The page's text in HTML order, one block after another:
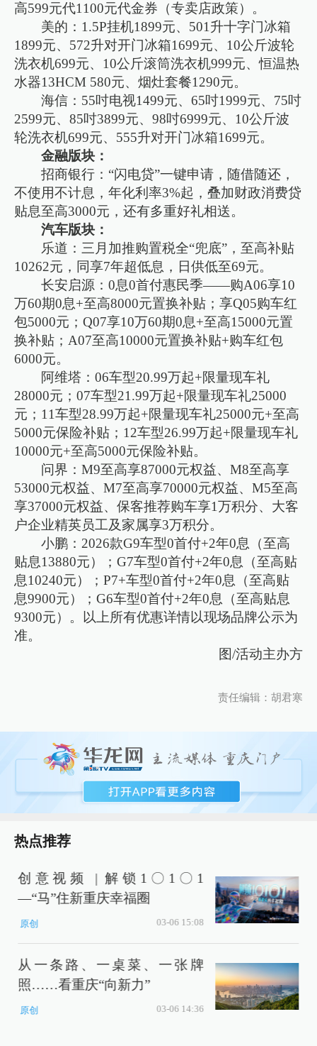
高599元代1100元代金券（专卖店政策）。
美的：1.5P挂机1899元、501升十字门冰箱
1899元、572升对开门冰箱1699元、10公斤波轮
洗衣机699元、10公斤滚筒洗衣机999元、恒温热
水器13HCM 580元、烟灶套餐1290元。
海信：55吋电视1499元、65吋1999元、75吋
2599元、85吋3899元、98吋6999元、10公斤波
轮洗衣机699元、555升对开门冰箱1699元。
金融版块：
招商银行：“闪电贷”一键申请，随借随还，
不使用不计息，年化利率3%起，叠加财政消费贷
贴息至高3000元，还有多重好礼相送。
汽车版块：
乐道：三月加推购置税全“兜底”，至高补贴
10262元，同享7年超低息，日供低至69元。
长安启源：0息0首付惠民季——购A06享10
万60期0息+至高8000元置换补贴；享Q05购车红
包5000元；Q07享10万60期0息+至高15000元置
换补贴；A07至高10000元置换补贴+购车红包
6000元。
阿维塔：06车型20.99万起+限量现车礼
28000元；07车型21.99万起+限量现车礼25000
元；11车型28.99万起+限量现车礼25000元+至高
5000元保险补贴；12车型26.99万起+限量现车礼
10000元+至高5000元保险补贴。
问界：M9至高享87000元权益、M8至高享
53000元权益、M7至高享70000元权益、M5至高
享37000元权益、保客推荐购车享1万积分、大客
户企业精英员工及家属享3万积分。
小鹏：2026款G9车型0首付+2年0息（至高
贴息13880元）；G7车型0首付+2年0息（至高贴
息10240元）；P7+车型0首付+2年0息（至高贴
息9900元）；G6车型0首付+2年0息（至高贴息
9300元）。以上所有优惠详情以现场品牌公示为
准。
图/活动主办方
责任编辑：胡君寒
热点推荐
创意视频 | 解锁1〇1〇1
—“马”住新重庆幸福圈
原创 03-06 15:08
从一条路、一桌菜、一张牌
照……看重庆“向新力”
原创 03-06 14:36